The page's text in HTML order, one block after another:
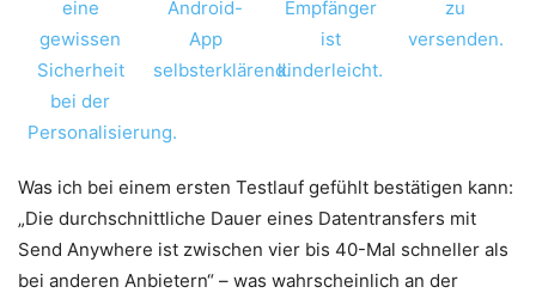
Was ich bei einem ersten Testlauf gefühlt bestätigen kann:
„Die durchschnittliche Dauer eines Datentransfers mit
Send Anywhere ist zwischen vier bis 40-Mal schneller als
bei anderen Anbietern“ – was wahrscheinlich an der